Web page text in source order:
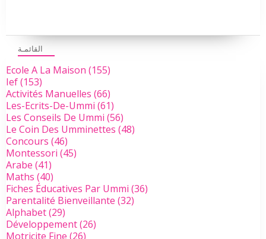
القائمـة
Ecole A La Maison (155)
Ief(153)
Activités Manuelles (66)
Les-Ecrits-De-Ummi (61)
Les Conseils De Ummi (56)
Le Coin Des Umminettes (48)
Concours (46)
Montessori (45)
Arabe (41)
Maths (40)
Fiches Éducatives Par Ummi (36)
Parentalité Bienveillante (32)
Alphabet(29)
Développement(26)
Motricite Fine (26)